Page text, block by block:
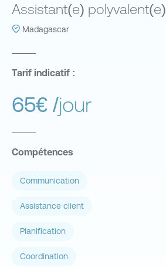
Assistant(e) polyvalent(e)
Madagascar
Tarif indicatif :
65€ /jour
Compétences
Communication
Assistance client
Planification
Coordination